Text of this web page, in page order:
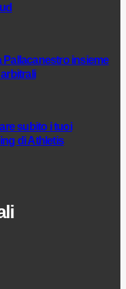
Pallacanestro insieme
subito i tuoi
di Athletis